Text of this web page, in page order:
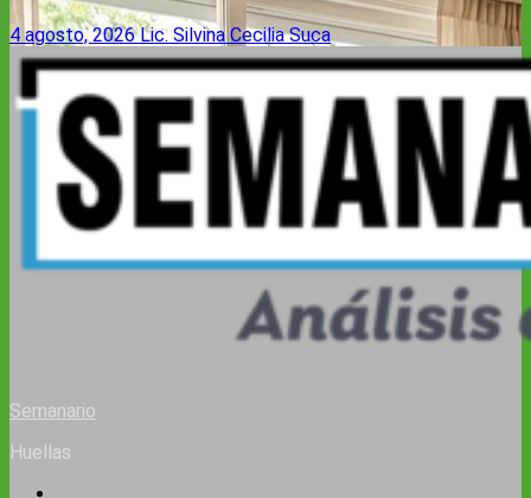
4 agosto, 2026Lic. Silvina Cecilia Suca
Semanario
Huellas